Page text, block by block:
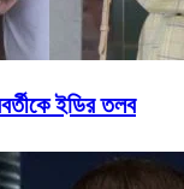
ইডির তলব